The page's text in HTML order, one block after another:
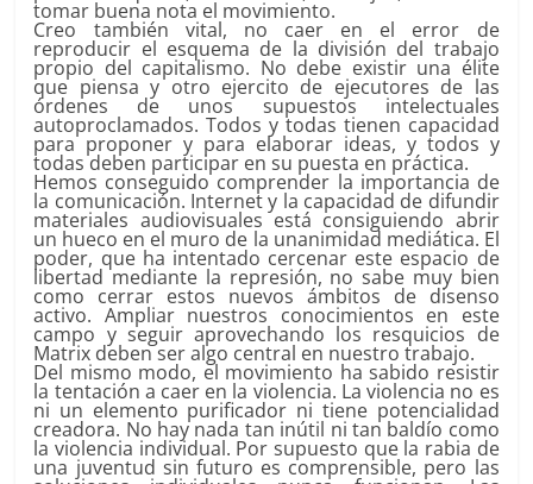
tomar buena nota el movimiento.
Creo también vital, no caer en el error de
reproducir el esquema de la división del trabajo
propio del capitalismo. No debe existir una élite
que piensa y otro ejercito de ejecutores de las
órdenes de unos supuestos intelectuales
autoproclamados. Todos y todas tienen capacidad
para proponer y para elaborar ideas, y todos y
todas deben participar en su puesta en práctica.
Hemos conseguido comprender la importancia de
la comunicación. Internet y la capacidad de difundir
materiales audiovisuales está consiguiendo abrir
un hueco en el muro de la unanimidad mediática. El
poder, que ha intentado cercenar este espacio de
libertad mediante la represión, no sabe muy bien
como cerrar estos nuevos ámbitos de disenso
activo. Ampliar nuestros conocimientos en este
campo y seguir aprovechando los resquicios de
Matrix deben ser algo central en nuestro trabajo.
Del mismo modo, el movimiento ha sabido resistir
la tentación a caer en la violencia. La violencia no es
ni un elemento purificador ni tiene potencialidad
creadora. No hay nada tan inútil ni tan baldío como
la violencia individual. Por supuesto que la rabia de
una juventud sin futuro es comprensible, pero las